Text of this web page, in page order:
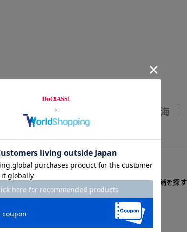
北海道・東北 北陸・東海
DoCLASSEの店舗を探す fitfitの店舗を探す